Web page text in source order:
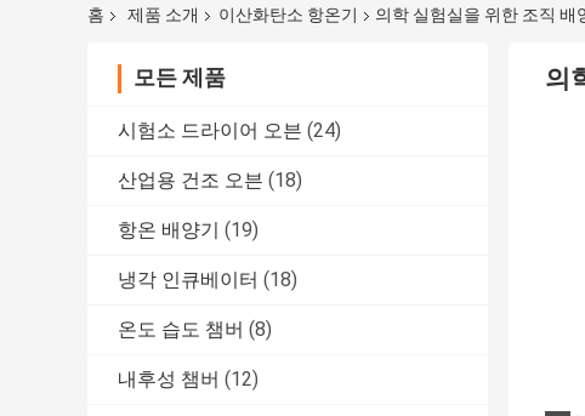
홈 제품 소개 이산화탄소 항온기 의학 실험실을 위한 조직 배
모든 제품
시험소 드라이어 오븐 (24)
산업용 건조 오븐 (18)
항온 배양기 (19)
냉각 인큐베이터 (18)
온도 습도 챔버 (8)
내후성 챔버 (12)
의